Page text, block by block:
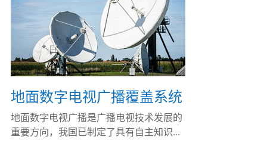
地面数字电视广播覆盖系统
地面数字电视广播是广播电视技术发展的
重要方向，我国已制定了具有自主知识...